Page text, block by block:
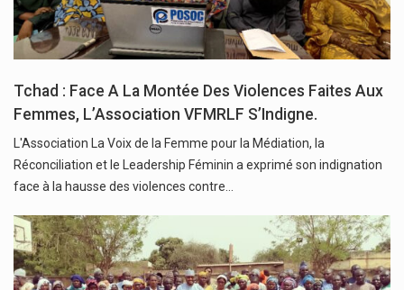
Tchad : Face A La Montée Des Violences Faites Aux
Femmes, L’Association VFMRLF S’Indigne.
L'Association La Voix de la Femme pour la Médiation, la
Réconciliation et le Leadership Féminin a exprimé son indignation
face à la hausse des violences contre…